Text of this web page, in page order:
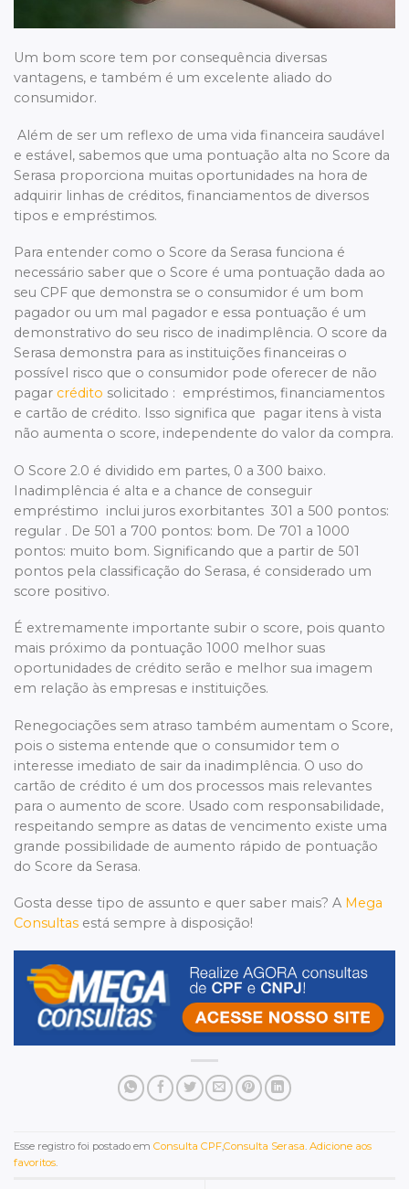
Um bom score tem por consequência diversas
vantagens, e também é um excelente aliado do
consumidor.
Além de ser um reflexo de uma vida financeira saudável
e estável, sabemos que uma pontuação alta no Score da
Serasa proporciona muitas oportunidades na hora de
adquirir linhas de créditos, financiamentos de diversos
tipos e empréstimos.
Para entender como o Score da Serasa funciona é
necessário saber que o Score é uma pontuação dada ao
seu CPF que demonstra se o consumidor é um bom
pagador ou um mal pagador e essa pontuação é um
demonstrativo do seu risco de inadimplência. O score da
Serasa demonstra para as instituições financeiras o
possível risco que o consumidor pode oferecer de não
pagar crédito solicitado : empréstimos, financiamentos
e cartão de crédito. Isso significa que pagar itens à vista
não aumenta o score, independente do valor da compra.
O Score 2.0 é dividido em partes, 0 a 300 baixo.
Inadimplência é alta e a chance de conseguir
empréstimo inclui juros exorbitantes 301 a 500 pontos:
regular . De 501 a 700 pontos: bom. De 701 a 1000
pontos: muito bom. Significando que a partir de 501
pontos pela classificação do Serasa, é considerado um
score positivo.
É extremamente importante subir o score, pois quanto
mais próximo da pontuação 1000 melhor suas
oportunidades de crédito serão e melhor sua imagem
em relação às empresas e instituições.
Renegociações sem atraso também aumentam o Score,
pois o sistema entende que o consumidor tem o
interesse imediato de sair da inadimplência. O uso do
cartão de crédito é um dos processos mais relevantes
para o aumento de score. Usado com responsabilidade,
respeitando sempre as datas de vencimento existe uma
grande possibilidade de aumento rápido de pontuação
do Score da Serasa.
Gosta desse tipo de assunto e quer saber mais? A Mega
Consultas está sempre à disposição!
Esse registro foi postado em Consulta CPF,Consulta Serasa. Adicione aos
favoritos.